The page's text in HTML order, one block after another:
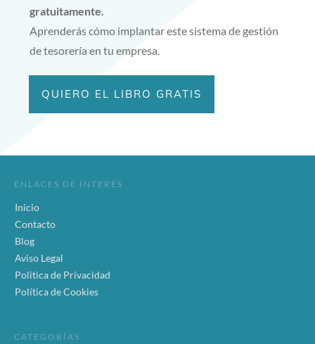
gratuitamente.
Aprenderás cómo implantar este sistema de gestión
de tesorería en tu empresa.
QUIERO EL LIBRO GRATIS
ENLACES DE INTERÉS
Inicio
Contacto
Blog
Aviso Legal
Politica de Privacidad
Política de Cookies
CATEGORÍAS